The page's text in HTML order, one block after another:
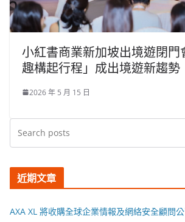
小紅書商業新加坡出境遊閉門
趣構起行程」成出境遊新趨勢
2026 年 5 月 15 日
近期文章
AXA XL 將收購全球企業情報及網絡安全顧問